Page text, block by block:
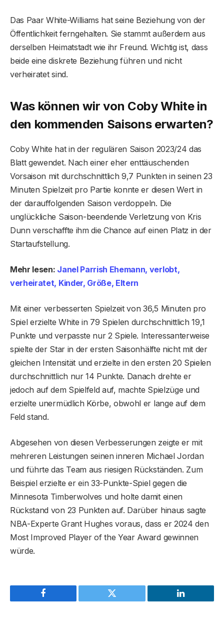
Das Paar White-Williams hat seine Beziehung von der
Öffentlichkeit ferngehalten. Sie stammt außerdem aus
derselben Heimatstadt wie ihr Freund. Wichtig ist, dass
beide eine diskrete Beziehung führen und nicht
verheiratet sind.
Was können wir von Coby White in
den kommenden Saisons erwarten?
Coby White hat in der regulären Saison 2023/24 das
Blatt gewendet. Nach einer eher enttäuschenden
Vorsaison mit durchschnittlich 9,7 Punkten in seinen 23
Minuten Spielzeit pro Partie konnte er diesen Wert in
der darauffolgenden Saison verdoppeln. Die
unglückliche Saison-beendende Verletzung von Kris
Dunn verschaffte ihm die Chance auf einen Platz in der
Startaufstellung.
Mehr lesen: Janel Parrish Ehemann, verlobt,
verheiratet, Kinder, Größe, Eltern
Mit einer verbesserten Spielzeit von 36,5 Minuten pro
Spiel erzielte White in 79 Spielen durchschnittlich 19,1
Punkte und verpasste nur 2 Spiele. Interessanterweise
spielte der Star in der ersten Saisonhälfte nicht mit der
gleichen Intensität und erzielte in den ersten 20 Spielen
durchschnittlich nur 14 Punkte. Danach drehte er
jedoch auf dem Spielfeld auf, machte Spielzüge und
erzielte unermüdlich Körbe, obwohl er lange auf dem
Feld stand.
Abgesehen von diesen Verbesserungen zeigte er mit
mehreren Leistungen seinen inneren Michael Jordan
und führte das Team aus riesigen Rückständen. Zum
Beispiel erzielte er ein 33-Punkte-Spiel gegen die
Minnesota Timberwolves und holte damit einen
Rückstand von 23 Punkten auf. Darüber hinaus sagte
NBA-Experte Grant Hughes voraus, dass er 2024 den
Most Improved Player of the Year Award gewinnen
würde.
Facebook Twitter LinkedIn